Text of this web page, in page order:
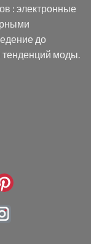
: электронные
до
тенденций моды.